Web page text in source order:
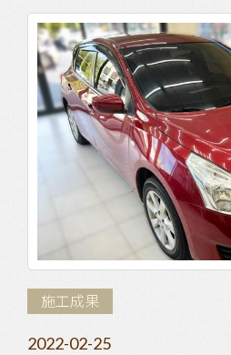
施工成果
2022-02-25